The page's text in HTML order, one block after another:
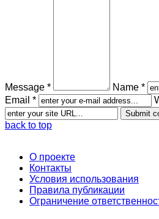
Message *
Name *
Email *
back to top
О проекте
Контакты
Условия использования
Правила публикации
Ограничение